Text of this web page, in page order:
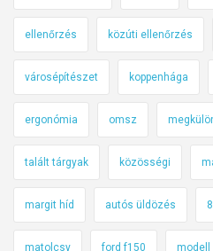
ellenőrzés közúti ellenőrzés
városépítészet koppenhága
ergonómia omsz
talált tárgyak közösségi
margit híd autós üldözés
matolcsy ford f150 modell